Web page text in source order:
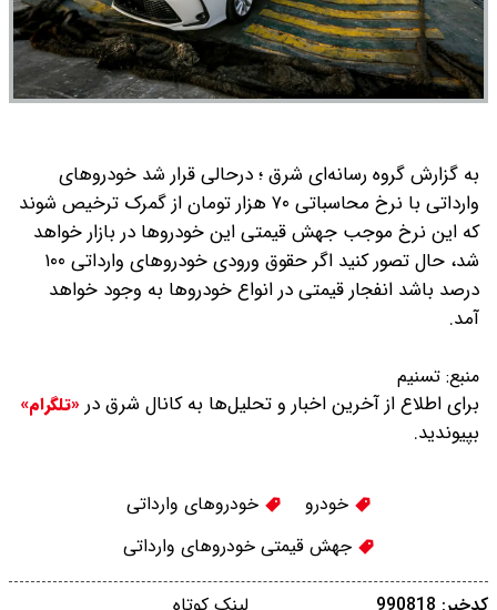
به گزارش گروه رسانه‌ای شرق ؛ درحالی قرار شد خودروهای
وارداتی با نرخ محاسباتی ۷۰ هزار تومان از گمرک ترخیص شوند
که این نرخ موجب جهش قیمتی این خودروها در بازار خواهد
شد، حال تصور کنید اگر حقوق ورودی خودروهای وارداتی ۱۰۰
درصد باشد انفجار قیمتی در انواع خودروها به وجود خواهد
آمد.
منبع: تسنیم
برای اطلاع از آخرین اخبار و تحلیل‌ها به کانال شرق در «تلگرام»
بپیوندید.
خودرو
خودروهای وارداتی
جهش قیمتی خودروهای وارداتی